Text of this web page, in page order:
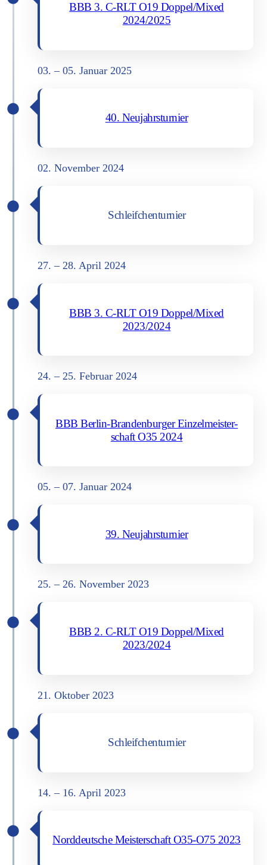
BBB 3. C‑RLT O19 Doppel/Mixed
2024/2025
03. – 05. Janu­ar 2025
40. Neu­jahrs­tur­nier
02. Novem­ber 2024
Schleif­chen­tur­nier
27. – 28. April 2024
BBB 3. C‑RLT O19 Doppel/Mixed
2023/2024
24. – 25. Febru­ar 2024
BBB Ber­lin-Bran­den­bur­ger Ein­zel­meis­ter­
schaft O35 2024
05. – 07. Janu­ar 2024
39. Neu­jahrs­tur­nier
25. – 26. Novem­ber 2023
BBB 2. C‑RLT O19 Doppel/Mixed
2023/2024
21. Okto­ber 2023
Schleif­chen­tur­nier
14. – 16. April 2023
Nord­deut­sche Meis­ter­schaft O35-O75 2023